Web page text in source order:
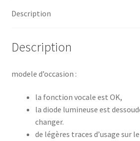
vinyl
1997
Description
Description
modele d’occasion :
la fonction vocale est OK,
la diode lumineuse est
changer.
de légères traces d’usage sur